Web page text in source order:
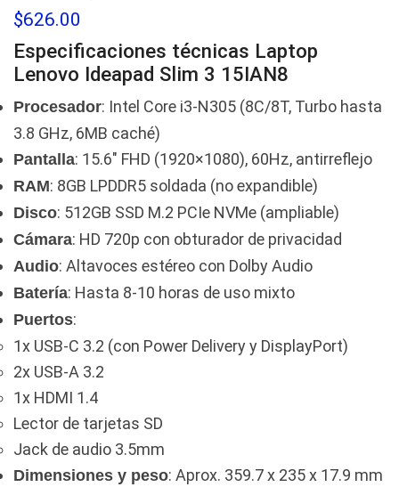
$626.00
Especificaciones técnicas Laptop
Lenovo Ideapad Slim 3 15IAN8
Procesador: Intel Core i3-N305 (8C/8T, Turbo hasta
3.8 GHz, 6MB caché)
Pantalla: 15.6″ FHD (1920×1080), 60Hz, antirreflejo
RAM: 8GB LPDDR5 soldada (no expandible)
Disco: 512GB SSD M.2 PCIe NVMe (ampliable)
Cámara: HD 720p con obturador de privacidad
Audio: Altavoces estéreo con Dolby Audio
Batería: Hasta 8-10 horas de uso mixto
Puertos:
1x USB-C 3.2 (con Power Delivery y DisplayPort)
2x USB-A 3.2
1x HDMI 1.4
Lector de tarjetas SD
Jack de audio 3.5mm
Dimensiones y peso: Aprox. 359.7 x 235 x 17.9 mm